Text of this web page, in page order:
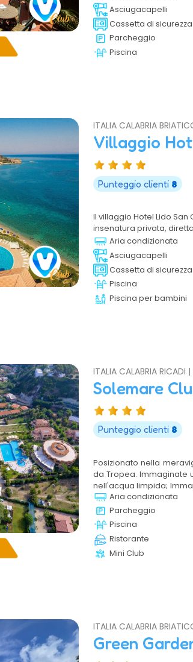
Lucia è ideale per le tue
coppia e di gruppo in un
nella Calabria più bella,
Asciugacapelli
Cassetta di sicurezza
Parcheggio
Piscina
ITALIA CALABRIA
Villaggio
Punteggio clienti 8
Il villaggio Hotel Lido
insenatura privata,
costa tirrenica
privata con ampi spazi
dista pochi chilometri da
Aria condizionata
Asciugacapelli
Cassetta di sicurezza
Piscina
Piscina per bambini
ITALIA CALABRIA RICADI
Solemare
Punteggio clienti 8
Posizionato nella
da Tropea. Immaginate
nell'acqua limpida;
bianchissima sabbia;
vegetazione
divertimento e del relax,
genuinità e della
residence ed hotel:
verande o balconi, forniti
Aria condizionata
Parcheggio
Piscina
Ristorante
Mini Club
ITALIA CALABRIA
Green